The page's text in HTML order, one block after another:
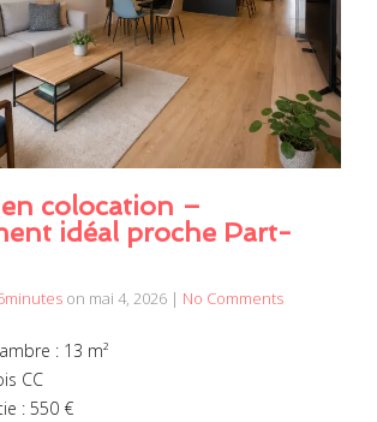
colocation –
idéal proche Part-
on mai 4, 2026 | No Comments
: 13 m²
CC
: 550 €